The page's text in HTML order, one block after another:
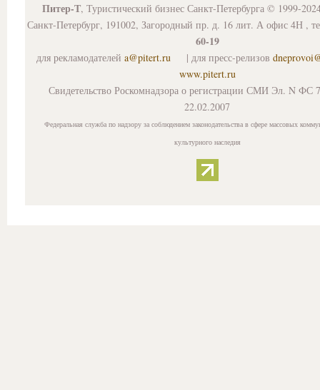
Питер-Т, Туристический бизнес Санкт-Петербурга © 1999-
Санкт-Петербург, 191002, Загородный пр. д. 16 лит. А офис 4Н ,
60-19
для рекламодателей a@pitert.ru | для пресс-релизов
www.pitert.ru
Свидетельство Роскомнадзора о регистрации СМИ Эл. N ФС
22.02.2007
Федеральная служба по надзору за соблюдением законодательства в сфере массовых
культурного наследия